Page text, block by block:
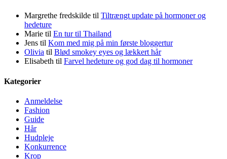
Margrethe fredskilde til Tiltrængt update på hormoner og
hedeture
Marie til En tur til Thailand
Jens til Kom med mig på min første bloggertur
Olivia til Blød smokey eyes og lækkert hår
Elisabeth til Farvel hedeture og god dag til hormoner
Kategorier
Anmeldelse
Fashion
Guide
Hår
Hudpleje
Konkurrence
Krop